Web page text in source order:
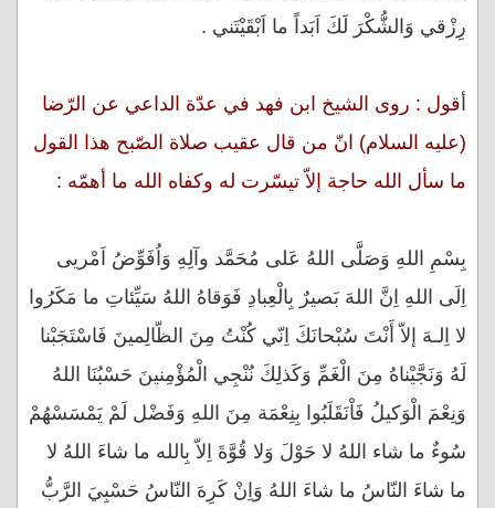
رِزْقي وَالشُّكْرَ لَكَ اَبَداً ما اَبْقَيْتَني .
قول : روى الشيخ ابن فهد في عدّة الداعي عن الرّضا
(عليه السلام) انّ من قال عقيب صلاة الصّبح هذا القول
ما سأل الله حاجة إلاّ تيسّرت له وكفاه الله ما أهمّه :
بِسْمِ اللهِ وَصَلَّى اللهُ عَلى مُحَمَّد وآلِهِ وَاُفَوِّضُ اَمْريى
اِلَى اللهِ اِنَّ اللهَ بَصيرٌ بِالْعِبادِ فَوَقاهُ اللهُ سَيِّئاتِ ما مَكَرُوا
لا اِلـهَ إلاّ أَنْتَ سُبْحانَكَ اِنّي كُنْتُ مِنَ الظّالِمينَ فَاسْتَجَبْنا
لَهُ وَنَجَّيْناهُ مِنَ الْغَمِّ وَكَذلِكَ نُنْجِي الْمُؤْمِنينَ حَسْبُنَا اللهُ
وَنِعْمَ الْوَكيلُ فَاْنَقَلَبُوا بِنِعْمَة مِنَ اللهِ وَفَضْل لَمْ يَمْسَسْهُمْ
سُوءٌ ما شاء اللهُ لا حَوْلَ وَلا قُوَّةَ اِلاّ بِالله ما شاءَ اللهُ لا
ما شاءَ النّاسُ ما شاءَ اللهُ وَاِنْ كَرِهَ النّاسُ حَسْبِيَ الرَّبُّ